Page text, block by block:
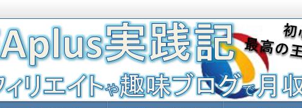
実践記！ルレアプラスのレビューサイ
レビューです。ルレアプラスを実践して量産アフィリエイトで稼ぐ方
っと参考になると思います。